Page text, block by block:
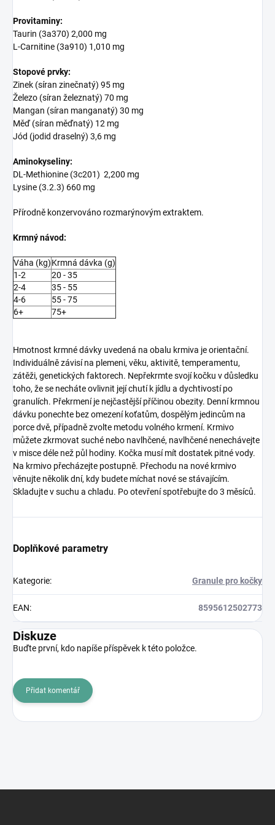
Provitaminy:
Taurin (3a370) 2,000 mg
L-Carnitine (3a910) 1,010 mg
Stopové prvky:
Zinek (síran zinečnatý) 95 mg
Železo (síran železnatý) 70 mg
Mangan (síran manganatý) 30 mg
Měď (síran měďnatý) 12 mg
Jód (jodid draselný) 3,6 mg
Aminokyseliny:
DL-Methionine (3c201) 2,200 mg
Lysine (3.2.3) 660 mg
Přírodně konzervováno rozmarýnovým extraktem.
Krmný návod:
Váha (kg)Krmná dávka (g)
1-2
20 - 35
2-4
35 - 55
4-6
55 - 75
6+
75+
Hmotnost krmné dávky uvedená na obalu krmiva je orientační.
Individuálně závisí na plemeni, věku, aktivitě, temperamentu,
zátěži, genetických faktorech. Nepřekrmte svojí kočku v důsledku
toho, že se necháte ovlivnit její chutí k jídlu a dychtivostí po
granulích. Překrmení je nejčastější příčinou obezity. Denní krmnou
dávku ponechte bez omezení koťatům, dospělým jedincům na
porce dvě, případně zvolte metodu volného krmení. Krmivo
můžete zkrmovat suché nebo navlhčené, navlhčené nenechávejte
v misce déle než půl hodiny. Kočka musí mít dostatek pitné vody.
Na krmivo přecházejte postupně. Přechodu na nové krmivo
věnujte několik dní, kdy budete míchat nové se stávajícím.
Skladujte v suchu a chladu. Po otevření spotřebujte do 3 měsíců.
Doplňkové parametry
Kategorie: Granule pro kočky
EAN: 8595612502773
Diskuze
Buďte první, kdo napíše příspěvek k této položce.
Přidat komentář